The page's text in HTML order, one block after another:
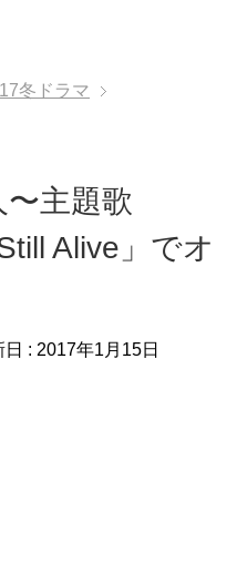
冬ドラマ
主題歌
Alive」でオ
日 : 2017年1月15日